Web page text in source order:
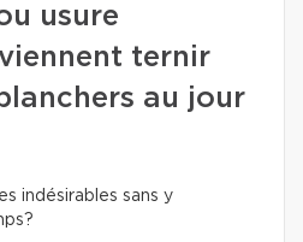
usure
ternir
au jour
indésirables sans y